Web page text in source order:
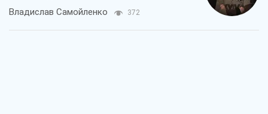
Владислав Самойленко 372